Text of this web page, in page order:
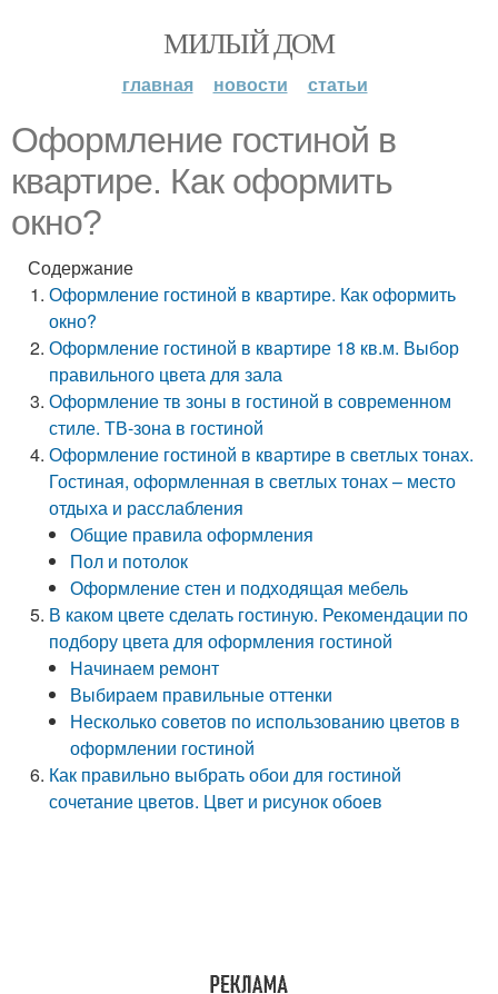
МИЛЫЙ ДОМ
главная новости статьи
Оформление гостиной в
квартире. Как оформить
окно?
Содержание
Оформление гостиной в квартире. Как оформить
окно?
Оформление гостиной в квартире 18 кв.м. Выбор
правильного цвета для зала
Оформление тв зоны в гостиной в современном
стиле. ТВ-зона в гостиной
Оформление гостиной в квартире в светлых тонах.
Гостиная, оформленная в светлых тонах – место
отдыха и расслабления
Общие правила оформления
Пол и потолок
Оформление стен и подходящая мебель
В каком цвете сделать гостиную. Рекомендации по
подбору цвета для оформления гостиной
Начинаем ремонт
Выбираем правильные оттенки
Несколько советов по использованию цветов в
оформлении гостиной
Как правильно выбрать обои для гостиной
сочетание цветов. Цвет и рисунок обоев